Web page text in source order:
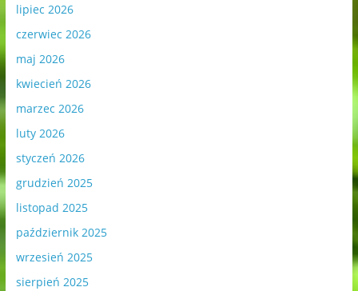
lipiec 2026
czerwiec 2026
maj 2026
kwiecień 2026
marzec 2026
luty 2026
styczeń 2026
grudzień 2025
listopad 2025
październik 2025
wrzesień 2025
sierpień 2025